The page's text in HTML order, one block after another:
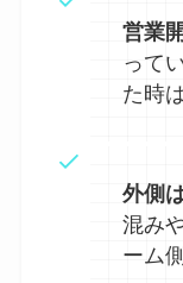
営業
って
た時
外側
混み
ーム